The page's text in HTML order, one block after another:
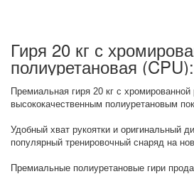
Гиря 20 кг с
полиуретановая
товара
Премиальная гиря 20 кг с хромированной
высококачественным полиуретановым
Удобный хват рукоятки и оригинальный
популярный тренировочный снаряд на
Премиальные полиуретановые гири